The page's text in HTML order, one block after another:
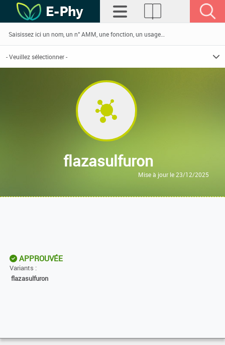
flazasulfuron
Mise à jour le 23/12/2025
APPROUVÉE
Variants :
flazasulfuron